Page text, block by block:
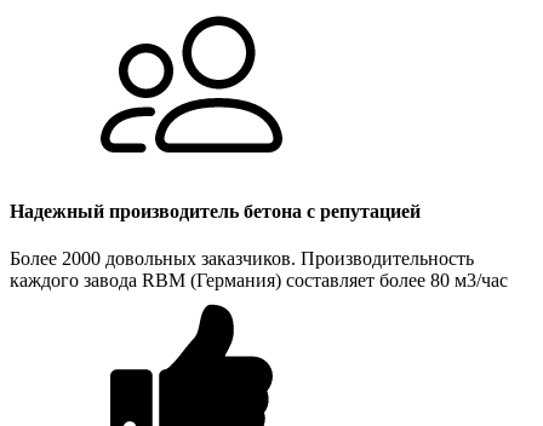
Надежный производитель бетона с репутацией
Более 2000 довольных заказчиков. Производительность
каждого завода RBM (Германия) составляет более 80 м3/час